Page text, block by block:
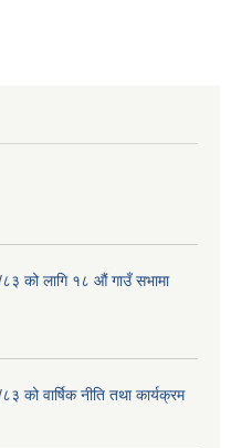
को लागि १८ औं गाउँ सभामा
वार्षिक नीति तथा कार्यक्रम